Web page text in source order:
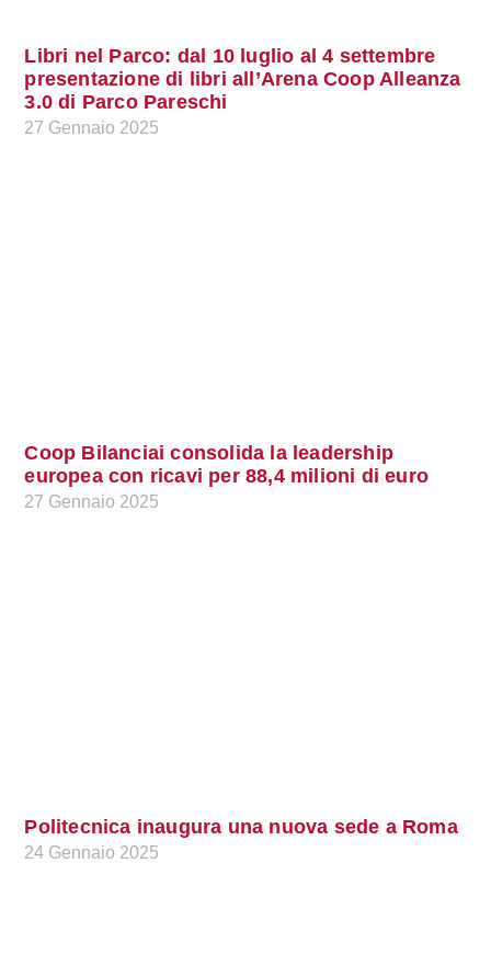
Libri nel Parco: dal 10 luglio al 4 settembre
presentazione di libri all’Arena Coop Alleanza
3.0 di Parco Pareschi
27 Gennaio 2025
Coop Bilanciai consolida la leadership
europea con ricavi per 88,4 milioni di euro
27 Gennaio 2025
Politecnica inaugura una nuova sede a Roma
24 Gennaio 2025